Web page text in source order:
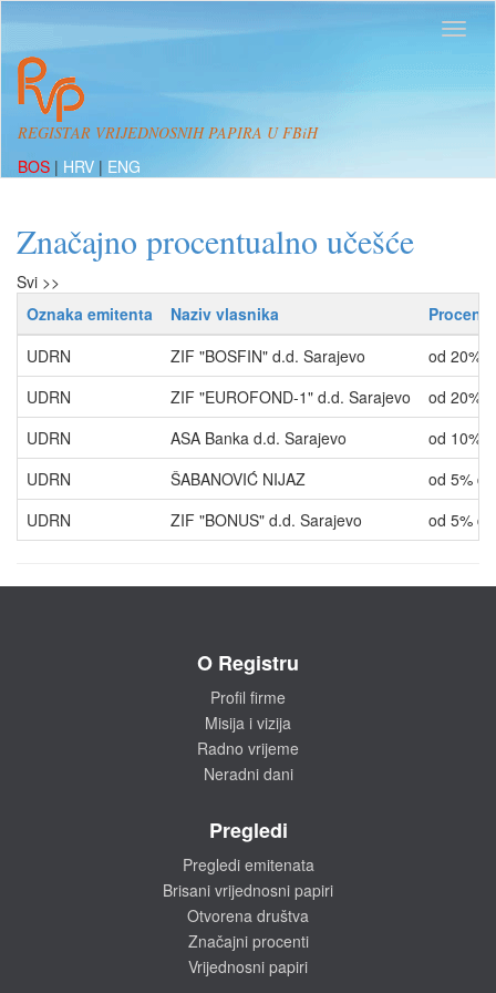
REGISTAR VRIJEDNOSNIH PAPIRA U FBiH
BOS | HRV | ENG
Značajno procentualno učešće
Svi >>
Oznaka emitenta
Naziv vlasnika
Procenti
UDRN
ZIF "BOSFIN" d.d. Sarajevo
od 20%
UDRN
ZIF "EUROFOND-1" d.d. Sarajevo
od 20%
UDRN
ASA Banka d.d. Sarajevo
od 10%
UDRN
ŠABANOVIĆ NIJAZ
od 5%
UDRN
ZIF "BONUS" d.d. Sarajevo od 5%
O Registru
Profil firme
Misija i vizija
Radno vrijeme
Neradni dani
Pregledi
Pregledi emitenata
Brisani vrijednosni papiri
Otvorena društva
Značajni procenti
Vrijednosni papiri